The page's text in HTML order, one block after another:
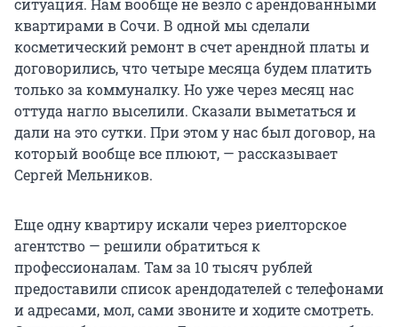
ситуация. Нам вообще не везло с арендованными
квартирами в Сочи. В одной мы сделали
косметический ремонт в счет арендной платы и
договорились, что четыре месяца будем платить
только за коммуналку. Но уже через месяц нас
оттуда нагло выселили. Сказали выметаться и
дали на это сутки. При этом у нас был договор, на
который вообще все плюют, — рассказывает
Сергей Мельников.
Еще одну квартиру искали через риелторское
агентство — решили обратиться к
профессионалам. Там за 10 тысяч рублей
предоставили список арендодателей с телефонами
и адресами, мол, сами звоните и ходите смотреть.